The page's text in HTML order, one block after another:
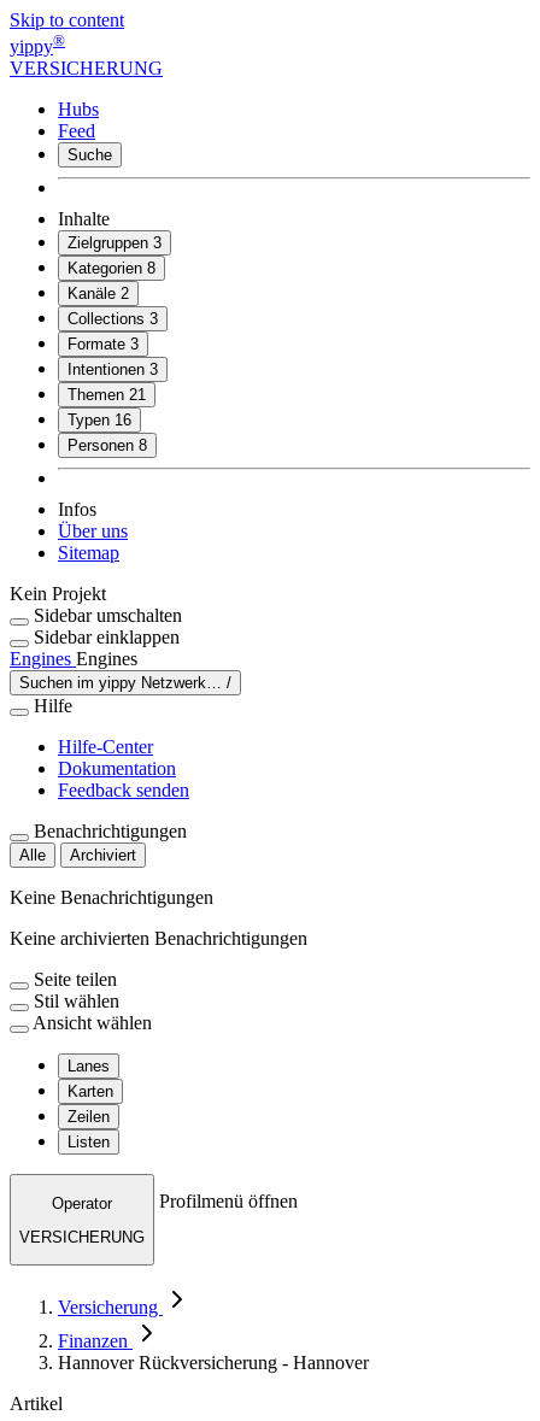
Skip to content
yippy®
VERSICHERUNG
Hubs
Feed
Suche
Inhalte
Zielgruppen 3
Kategorien 8
Kanäle 2
Collections 3
Formate 3
Intentionen 3
Themen 21
Typen 16
Personen 8
Infos
Über uns
Sitemap
Kein Projekt
Sidebar umschalten
Sidebar einklappen
Engines Engines
Suchen im yippy Netzwerk… /
Hilfe
Hilfe-Center
Dokumentation
Feedback senden
Benachrichtigungen
Alle Archiviert
Keine Benachrichtigungen
Keine archivierten Benachrichtigungen
Seite teilen
Stil wählen
Ansicht wählen
Lanes
Karten
Zeilen
Listen
Operator
VERSICHERUNG
Profilmenü öffnen
Versicherung
Finanzen
Hannover Rückversicherung - Hannover
Artikel